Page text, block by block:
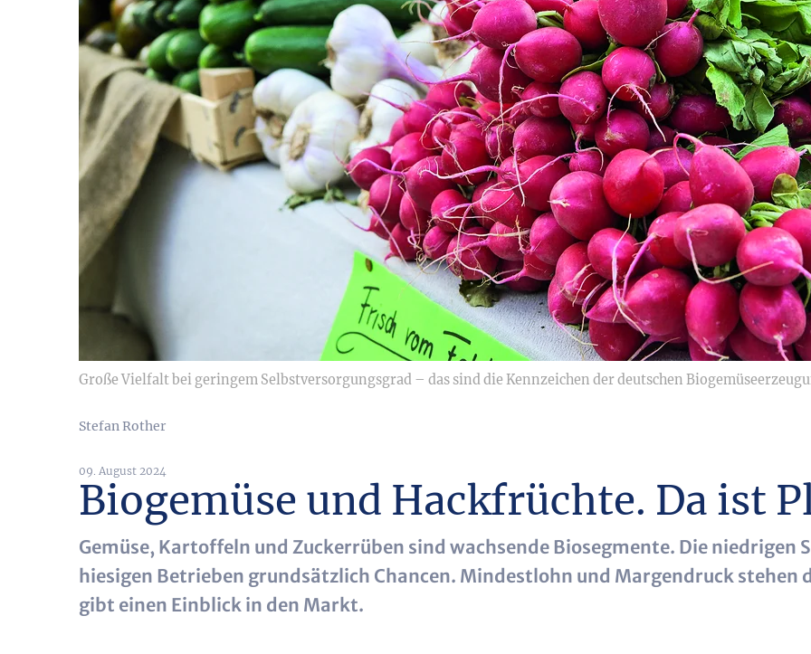
Große Vielfalt bei geringem Selbstversorgungsgrad – das sind die Kennzeichen der deutschen
Stefan Rother
09. August 2024
Biogemüse und Hackfrüchte. Da ist
Gemüse, Kartoffeln und Zuckerrüben sind wachsende Biosegmente. Die niedrigen
hiesigen Betrieben grundsätzlich Chancen. Mindestlohn und Margendruck stehen
gibt einen Einblick in den Markt.